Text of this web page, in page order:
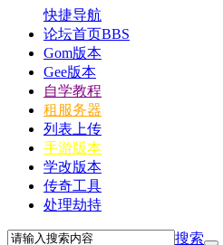
快捷导航
论坛首页BBS
Gom版本
Gee版本
自学教程
租服务器
列表上传
手游版本
学改版本
传奇工具
处理劫持
搜索